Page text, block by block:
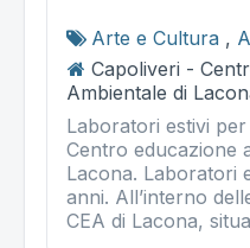
Arte e Cultura ,
Capoliveri -
Ambientale di
Laboratori estivi
Centro educazione
Lacona. Laboratori
anni. All’interno
CEA di Lacona,